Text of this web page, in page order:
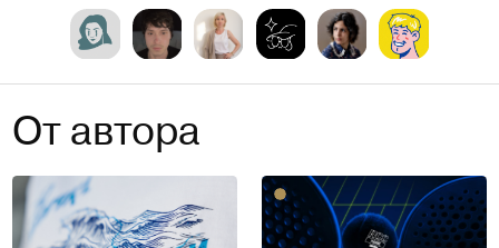
От автора